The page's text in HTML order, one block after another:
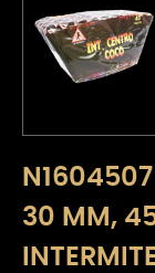
N1604507
30 MM,